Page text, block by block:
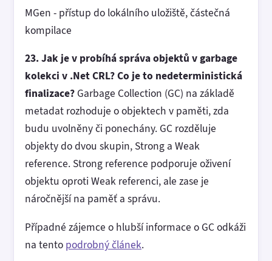
MGen - přístup do lokálního uložiště, částečná
kompilace
23. Jak je v probíhá správa objektů v garbage
kolekci v .Net CRL? Co je to nedeterministická
finalizace? Garbage Collection (GC) na základě
metadat rozhoduje o objektech v paměti, zda
budu uvolněny či ponechány. GC rozděluje
objekty do dvou skupin, Strong a Weak
reference. Strong reference podporuje oživení
objektu oproti Weak referenci, ale zase je
náročnější na paměť a správu.
Případné zájemce o hlubší informace o GC odkáži
na tento podrobný článek.